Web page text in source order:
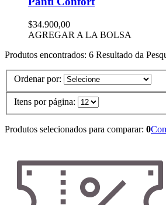
$34.900,00
AGREGAR A LA BOLSA
Produtos encontrados: 6 Resultado da
Ordenar por:
Itens por página:
Produtos selecionados para comparar: 0